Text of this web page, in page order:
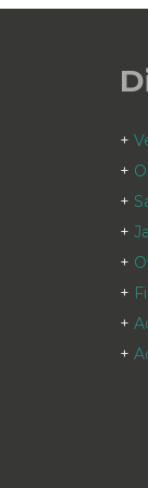
+
+
+
+
+
+
+
+